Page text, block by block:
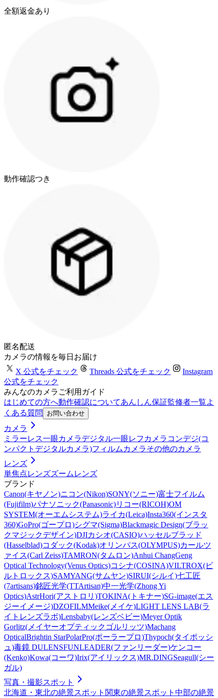
全額返金あり
動作確認つき
匿名配送
カメラの情報を毎日お届け
X 公式をチェック
Threads 公式をチェック
Instagram
公式をチェック
みんなのカメラご利用ガイド
はじめての方へ動作確認についてあんしん保証監修者一覧よ
くある質問
お問い合わせ
カメラ
ミラーレス一眼カメラデジタル一眼レフカメラ コンデジ(コ
ンパクトデジタルカメラ)フィルムカメラその他のカメラ
レンズ
単焦点レンズズームレンズ
ブランド
Canon(キヤノン)ニコン(Nikon)SONY(ソニー)富士フイルム
(Fujifilm)パナソニック(Panasonic)リコー(RICOH)OM
SYSTEM(オーエムシステム)ライカ(Leica)Insta360(インスタ
360)GoPro(ゴープロ)シグマ(Sigma)Blackmagic Design(ブラッ
クマジックデザイン)DJIカシオ(CASIO)ハッセルブラッド
(Hasselblad)コダック(Kodak)オリンパス(OLYMPUS)カールツ
ァイス(Carl Zeiss)TAMRON(タムロン)Anhui ChangGeng
Optical Technology(Venus Optics)コシナ(COSINA)VILTROX(ビ
ルトロックス)SAMYANG(サムヤン)SIRUI(シルイ)七工匠
(7artisans)銘匠光学(TTArtisan)中一光学(Zhong Yi
Optics)AstrHori(アストロリ)TOKINA(トキナー)SG-image(エス
ジーイメージ)DZOFILMMeike(メイケ)LIGHT LENS LAB(ラ
イトレンズラボ)Lensbaby(レンズベビー)Meyer Optik
Gorlitz(メイヤーオプティックゴルリッツ)Machang
OpticalBrightin StarPolarPro(ポーラープロ)Thypoch(タイポッシ
ュ)毒鏡 DULENSFUNLEADER(ファンリーダー)ケンコー
(Kenko)Kowa(コーワ)Irix(アイリックス)MR.DINGSeagull(シー
ガル)
写真・撮影スポット
北海道・東北の絶景スポット 関東の絶景スポット 中部の絶景